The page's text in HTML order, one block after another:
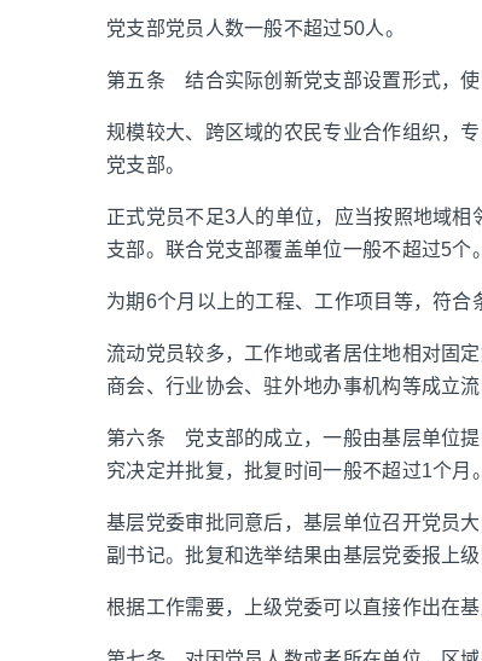
党支部党员人数一般不超过50人。
第五条 结合实际创新党支部设置形式，使
规模较大、跨区域的农民专业合作组织，
党支部。
正式党员不足3人的单位，应当按照地域
支部。联合党支部覆盖单位一般不超过5个。
为期6个月以上的工程、工作项目等，符合
流动党员较多，工作地或者居住地相对固
商会、行业协会、驻外地办事机构等成立流
第六条 党支部的成立，一般由基层单位
究决定并批复，批复时间一般不超过1个月。
基层党委审批同意后，基层单位召开党员
副书记。批复和选举结果由基层党委报上级
根据工作需要，上级党委可以直接作出在